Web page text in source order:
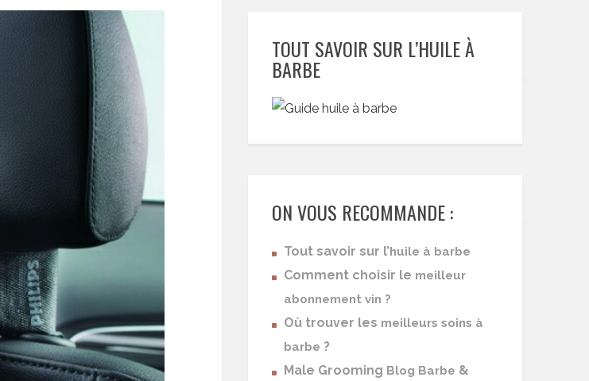
TOUT SAVOIR SUR L’HUILE À
BARBE
ON VOUS RECOMMANDE :
Tout savoir sur l’huile à barbe
Comment choisir le meilleur
abonnement vin ?
Où trouver les meilleurs soins à
barbe ?
Male Grooming Blog Barbe &